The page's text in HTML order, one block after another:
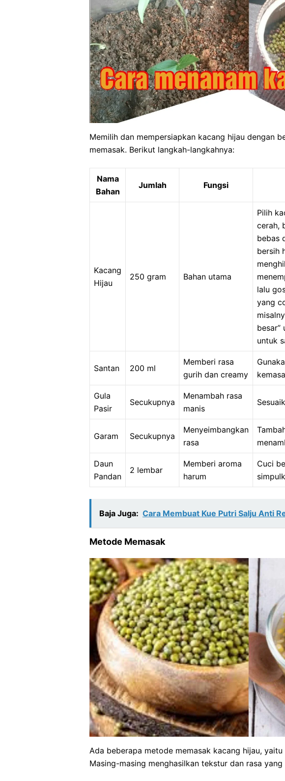
Memilih dan mempersiapkan kacang hijau dengan
memasak. Berikut langkah-langkahnya:
Nama
Bahan
Jumlah Fungsi
Kacang
Hijau
250 gram Bahan utama
Pilih
cerah,
bebas
bersih
lalu
yang
besar”
untuk
Santan 200 ml
Memberi rasa
gurih dan creamy
Gula
Pasir
Secukupnya
Menambah rasa
manis
Garam Secukupnya
Menyeimbangkan
rasa
Daun
Pandan
2 lembar
Memberi aroma
harum
Cuci
Baja Juga: Cara Membuat Kue Putri Salju Anti
Metode Memasak
Ada beberapa metode memasak kacang hijau, yaitu
Masing-masing menghasilkan tekstur dan rasa